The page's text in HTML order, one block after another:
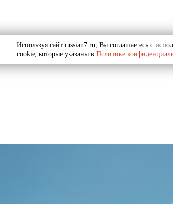
Используя сайт russian7.ru, Вы соглашаетесь с
cookie, которые указаны в Политике